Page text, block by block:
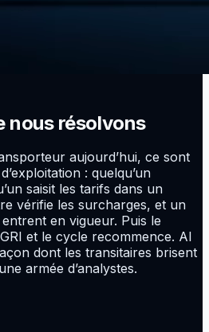
nous résolvons
aujourd’hui, ce sont
: quelqu’un
saisit les tarifs dans un
vérifie les surcharges, et un
en vigueur. Puis le
et le cycle recommence. AI
dont les transitaires brisent
armée d’analystes.